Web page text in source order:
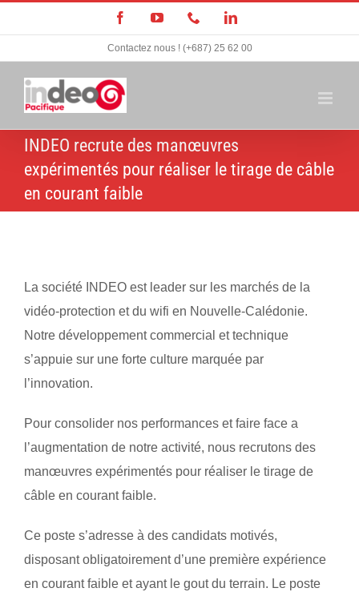
au
contenu
FacebookYouTube TéléphoneLinkedIn
Contactez nous ! (+687) 25 62 00
INDEO recrute des manœuvres
expérimentés pour réaliser le tirage de câble
en courant faible
La société INDEO est leader sur les marchés de la
vidéo-protection et du wifi en Nouvelle-Calédonie.
Notre développement commercial et technique
s’appuie sur une forte culture marquée par
l’innovation.
Pour consolider nos performances et faire face a
l’augmentation de notre activité, nous recrutons des
manœuvres expérimentés pour réaliser le tirage de
câble en courant faible.
Ce poste s’adresse à des candidats motivés,
disposant obligatoirement d’une première expérience
en courant faible et ayant le gout du terrain. Le poste